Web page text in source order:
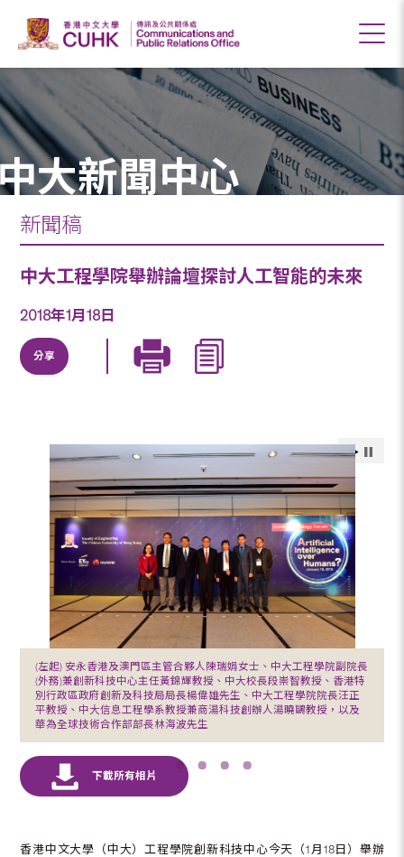
大新聞中心
新聞稿
中大工程學院舉辦論壇探討人工智能的未來
2018年1月18日
分享
(左起) 安永香港及澳門區主管合夥人陳瑞娟女士、中大工程學院副院長
(外務)兼創新科技中心主任黃錦輝教授、中大校長段崇智教授、香港特
別行政區政府創新及科技局局長楊偉雄先生、中大工程學院院長汪正
平教授、中大信息工程學系教授兼商湯科技創辦人湯曉鷗教授，以及
華為全球技術合作部部長林海波先生
香港中文大學（中大）工程學院創新科技中心今天（1月18日）舉辦